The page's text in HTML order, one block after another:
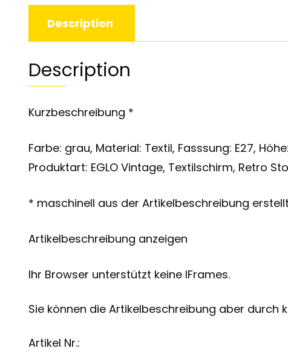
Description
Description
Kurzbeschreibung *
Farbe: grau, Material: Textil, Fasssung: E27,
Produktart: EGLO Vintage, Textilschirm, Retro
* maschinell aus der Artikelbeschreibung erstellt
Artikelbeschreibung anzeigen
Ihr Browser unterstützt keine IFrames.
Sie können die Artikelbeschreibung aber durch
Artikel Nr.: